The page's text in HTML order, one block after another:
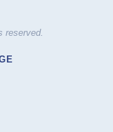
reserved.